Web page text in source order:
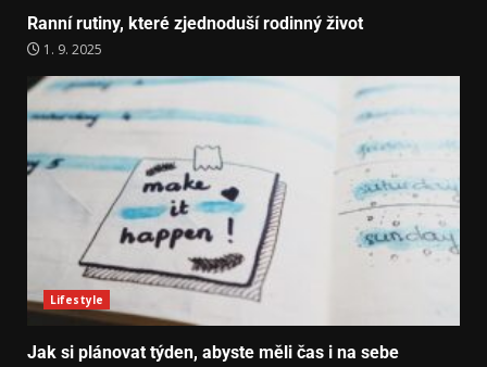
Ranní rutiny, které zjednoduší rodinný život
1. 9. 2025
Lifestyle
Jak si plánovat týden, abyste měli čas i na sebe